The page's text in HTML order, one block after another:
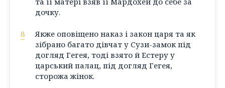
дочку.
8
Якже оповіщено наказ і закон царя та як
зібрано багато дівчат у Сузи-замок під
догляд Гегея, тоді взято й Естеру у
царський палац, під догляд Гегея,
сторожа жінок.